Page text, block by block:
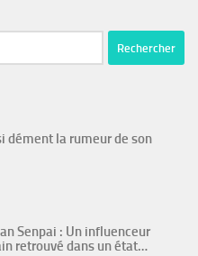
dément la rumeur de son
Senpai : Un influenceur
retrouvé dans un état…